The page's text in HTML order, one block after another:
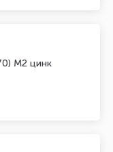
М2 цинк